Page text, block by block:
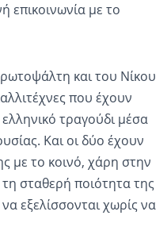
επικοινωνία με το
και του Νίκου
που έχουν
τραγούδι μέσα
Και οι δύο έχουν
με το κοινό, χάρη στην
σταθερή ποιότητα της
εξελίσσονται χωρίς να